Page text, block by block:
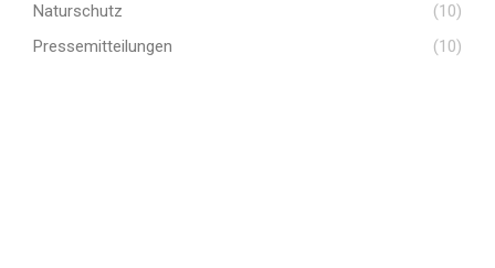
Naturschutz
(10)
Pressemitteilungen
(10)